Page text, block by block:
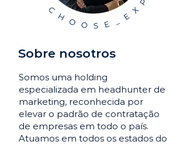
Sobre nosotros
Somos uma holding
especializada em headhunter de
marketing, reconhecida por
elevar o padrão de contratação
de empresas em todo o país.
Atuamos em todos os estados do